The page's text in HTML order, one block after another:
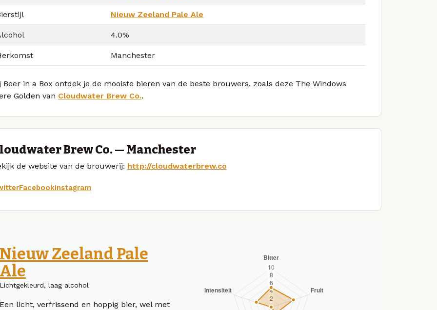
Nieuw Zeeland Pale Ale
4.0%
Manchester
Beer in a Box ontdek je de mooiste bieren van de beste brouwers, zoals deze The Windows
Golden van Cloudwater Brew Co..
Brew Co. — Manchester
de website van de brouwerij: http://cloudwaterbrew.co
FacebookInstagram
Nieuw Zeeland Pale
Ale
Lichtgekleurd, laag alcohol
Een licht, verfrissend en hoppig bier, wel met